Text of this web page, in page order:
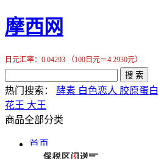
摩西网
日元汇率：0.04293 （100日元＝4.2930元）
搜 索
热门搜索： 酵素 白色恋人 胶原蛋白
花王 大王
商品全部分类
首页